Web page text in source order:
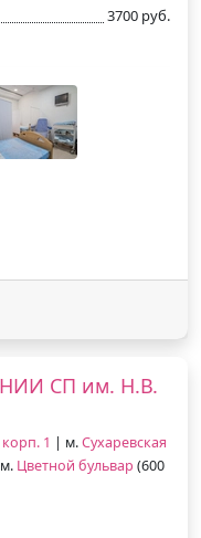
3700 руб.
НИИ СП им. Н.В.
1 | м.Сухаревская
Цветной бульвар (600